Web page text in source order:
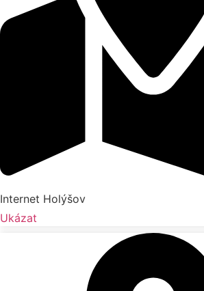
Internet Holýšov
Ukázat